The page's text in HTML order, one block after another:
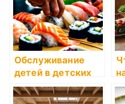
Обслуживание
детей в детских
садах: идеи и
рецепты